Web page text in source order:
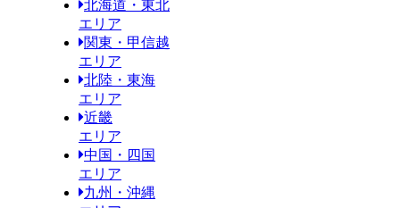
北海道・東北
エリア
関東・甲信越
エリア
北陸・東海
エリア
近畿
エリア
中国・四国
エリア
九州・沖縄